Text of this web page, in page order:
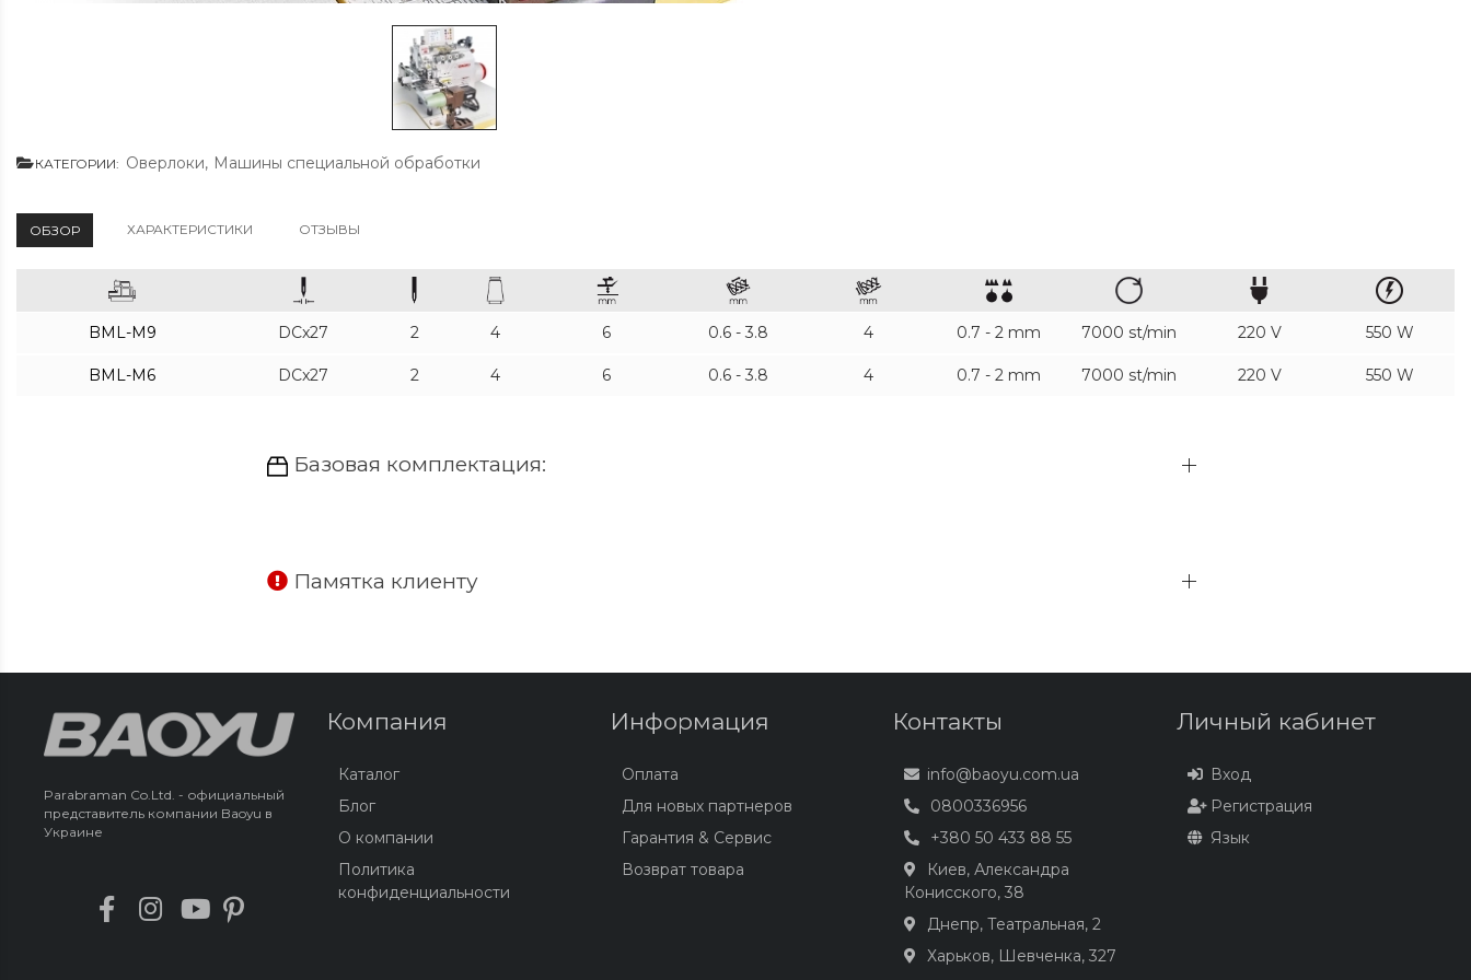
КАТЕГОРИИ: Оверлоки, Машины специальной обработки
ОБЗОР ХАРАКТЕРИСТИКИ ОТЗЫВЫ
BML-M9 DCx27 2 4 6 0.6 - 3.8 4 0.7 - 2 mm 7000 st/min 220 V 550 W
BML-M6 DCx27 2 4 6 0.6 - 3.8 4 0.7 - 2 mm 7000 st/min 220 V 550 W
Базовая комплектация:
Памятка клиенту
Parabraman Co.Ltd. - официальный
представитель компании Baoyu в
Украине
Компания
Каталог
Блог
О компании
Политика
конфиденциальности
Информация
Оплата
Для новых партнеров
Гарантия & Сервис
Возврат товара
Контакты
info@baoyu.com.ua
0800336956
+380 50 433 88 55
Киев, Александра
Конисского, 38
Днепр, Театральная, 2
Харьков, Шевченка, 327
Личный кабинет
Вход
Регистрация
Язык